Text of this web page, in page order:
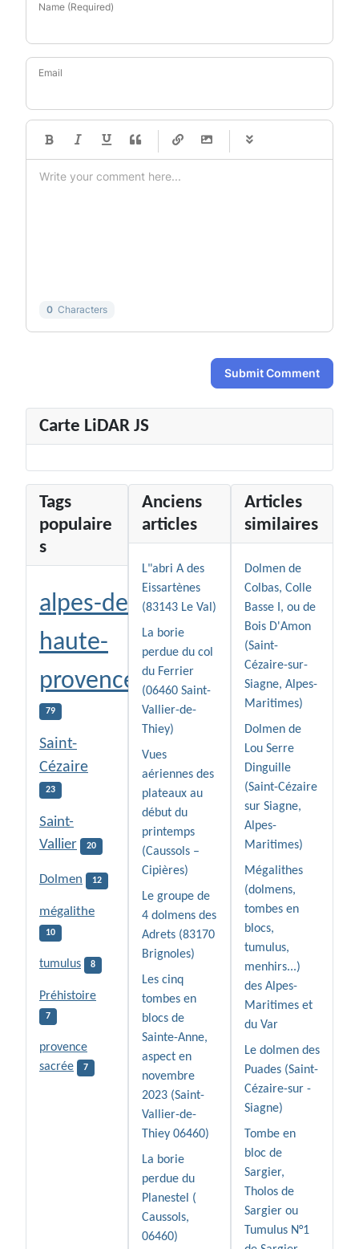
Name (Required)
Email
-
-
-
-
0 Characters
Submit Comment
Carte LiDAR JS
Tags
populaire
s
alpes-de-
haute-
provence
79
Saint-
Cézaire
23
Saint-
Vallier
20
Dolmen 12
mégalithe
10
tumulus 8
Préhistoire
7
provence
sacrée
7
Anciens
articles
L"abri A des
Eissartènes
(83143 Le Val)
La borie
perdue du col
du Ferrier
(06460 Saint-
Vallier-de-
Thiey)
Vues
aériennes des
plateaux au
début du
printemps
(Caussols –
Cipières)
Le groupe de
4 dolmens des
Adrets (83170
Brignoles)
Les cinq
tombes en
blocs de
Sainte-Anne,
aspect en
novembre
2023 (Saint-
Vallier-de-
Thiey 06460)
La borie
perdue du
Planestel (
Caussols,
06460)
Articles
similaires
Dolmen de
Colbas, Colle
Basse I, ou de
Bois D'Amon
(Saint-
Cézaire-sur-
Siagne, Alpes-
Maritimes)
Dolmen de
Lou Serre
Dinguille
(Saint-Cézaire
sur Siagne,
Alpes-
Maritimes)
Mégalithes
(dolmens,
tombes en
blocs,
tumulus,
menhirs...)
des Alpes-
Maritimes et
du Var
Le dolmen des
Puades (Saint-
Cézaire-sur -
Siagne)
Tombe en
bloc de
Sargier,
Tholos de
Sargier ou
Tumulus N°1